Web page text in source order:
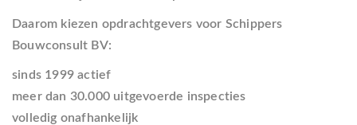
Daarom kiezen opdrachtgevers voor Schippers
Bouwconsult BV:
sinds 1999 actief
meer dan 30.000 uitgevoerde inspecties
volledig onafhankelijk